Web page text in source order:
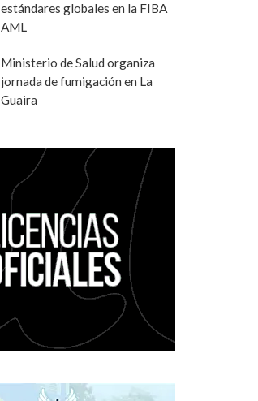
estándares globales en la FIBA
AML
Ministerio de Salud organiza
jornada de fumigación en La
Guaira